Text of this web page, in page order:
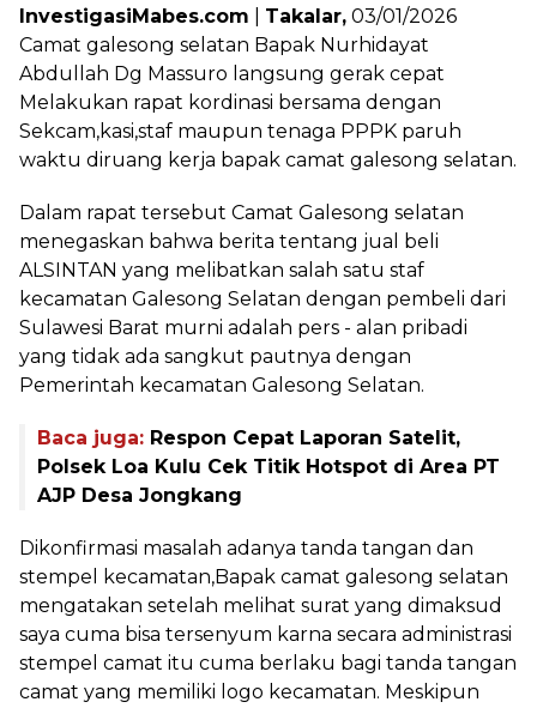
InvestigasiMabes.com Takalar, 03/01/2026
Camat galesong selatan Bapak Nurhidayat
Abdullah Dg Massuro langsung gerak cepat
Melakukan rapat kordinasi bersama dengan
Sekcam,kasi,staf maupun tenaga PPPK paruh
waktu diruang kerja bapak camat galesong selatan.
Dalam rapat tersebut Camat Galesong selatan
menegaskan bahwa berita tentang jual beli
ALSINTAN yang melibatkan salah satu staf
kecamatan Galesong Selatan dengan pembeli dari
Sulawesi Barat murni adalah pers - alan pribadi
yang tidak ada sangkut pautnya dengan
Pemerintah kecamatan Galesong Selatan.
Baca juga: Respon Cepat Laporan Satelit,
Polsek Loa Kulu Cek Titik Hotspot di Area PT
AJP Desa Jongkang
Dikonfirmasi masalah adanya tanda tangan dan
stempel kecamatan,Bapak camat galesong selatan
mengatakan setelah melihat surat yang dimaksud
saya cuma bisa tersenyum karna secara administrasi
stempel camat itu cuma berlaku bagi tanda tangan
camat yang memiliki logo kecamatan. Meskipun